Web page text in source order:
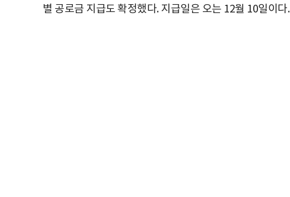
별 공로금 지급도 확정했다. 지급일은 오는 12월 10일이다.